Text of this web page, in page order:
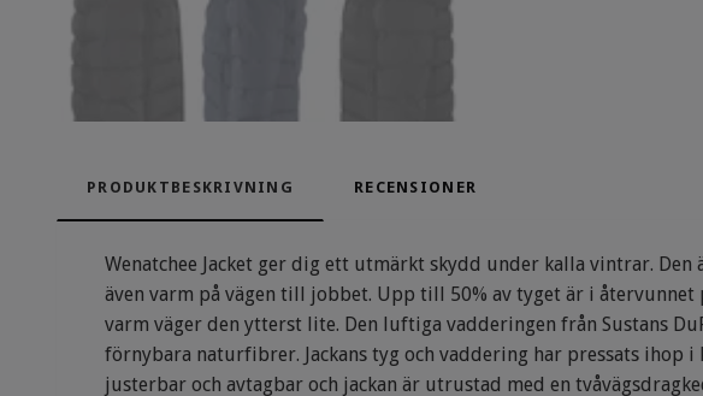
PRODUKTBESKRIVNING RECENSIONER
Wenatchee Jacket ger dig ett utmärkt skydd under kalla vintrar.
även varm på vägen till jobbet. Upp till 50% av tyget är i
varm väger den ytterst lite. Den luftiga vadderingen från Sustans
förnybara naturfibrer. Jackans tyg och vaddering har pressats ihop
justerbar och avtagbar och jackan är utrustad med en